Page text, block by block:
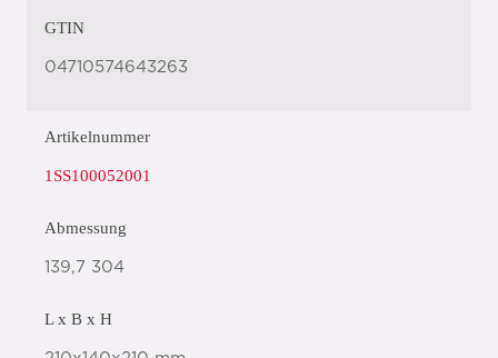
GTIN
04710574643263
Artikelnummer
1SS100052001
Abmessung
139,7 304
L x B x H